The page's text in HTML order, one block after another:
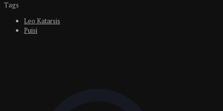
Tags
Leo Katarsis
Puisi